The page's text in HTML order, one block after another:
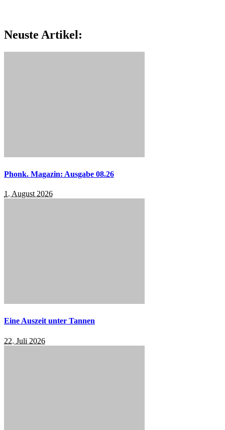
Neuste Artikel:
Phonk. Magazin: Ausgabe 08.26
1. August 2026
Eine Auszeit unter Tannen
22. Juli 2026